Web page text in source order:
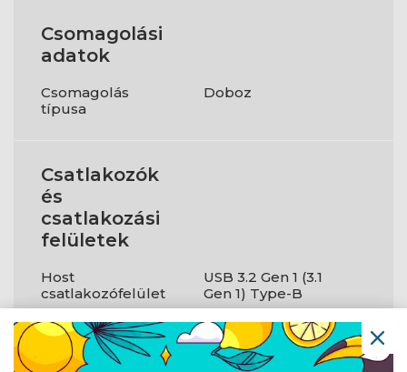
Csomagolási
adatok
Csomagolás
típusa
Doboz
Csatlakozók
és
csatlakozási
felületek
Host
csatlakozófelület
USB 3.2 Gen 1 (3.1
Gen 1) Type-B
USB Type-A 3.2
Gen1 portok
száma
1